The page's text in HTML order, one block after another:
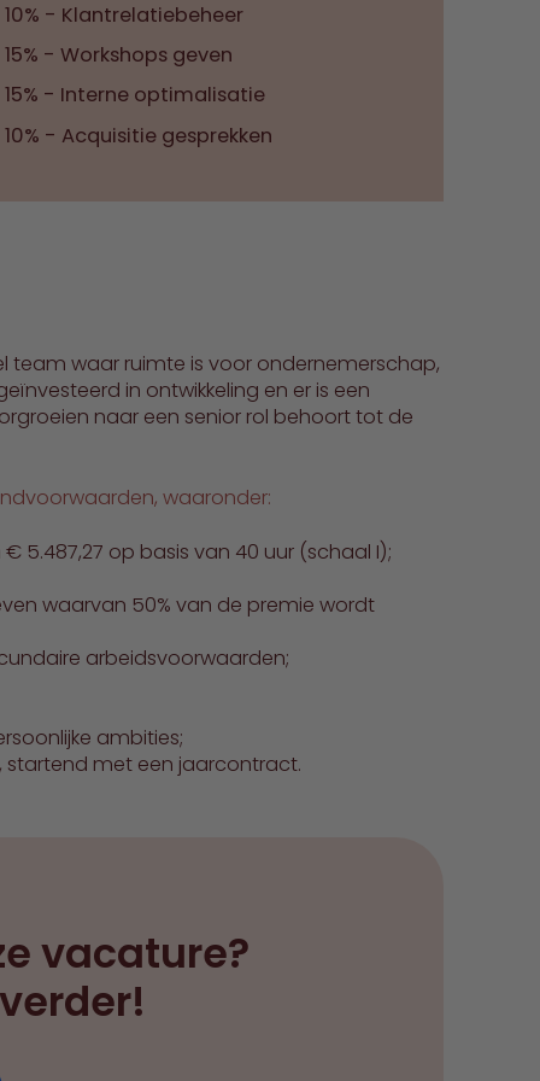
10% - Klantrelatiebeheer
15% - Workshops geven
15% - Interne optimalisatie
10% - Acquisitie gesprekken
team waar ruimte is voor ondernemerschap,
in ontwikkeling en er is een
naar een senior rol behoort tot de
waaronder:
5.487,27 op basis van 40 uur (schaal I);
waarvan 50% van de premie wordt
arbeidsvoorwaarden;
ambities;
startend met een jaarcontract.
vacature?